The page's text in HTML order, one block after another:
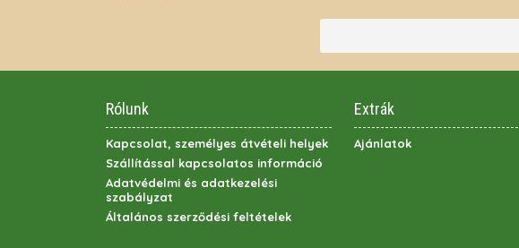
Rólunk
Kapcsolat, személyes átvételi helyek
Szállítással kapcsolatos információ
Adatvédelmi és adatkezelési
szabályzat
Általános szerződési feltételek
Extrák
Ajánlatok